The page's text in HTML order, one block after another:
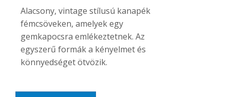
Alacsony, vintage stílusú kanapék
fémcsöveken, amelyek egy
gemkapocsra emlékeztetnek. Az
egyszerű formák a kényelmet és
könnyedséget ötvözik.